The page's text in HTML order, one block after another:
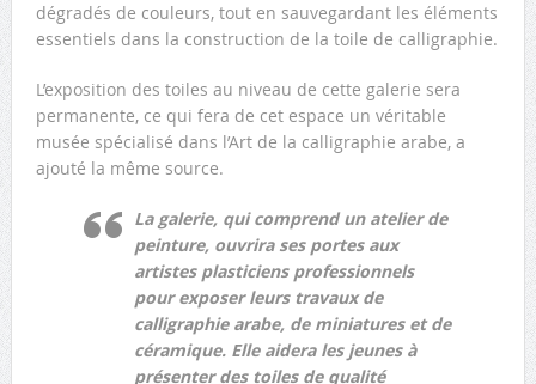
dégradés de couleurs, tout en sauvegardant les éléments
essentiels dans la construction de la toile de calligraphie.
L’exposition des toiles au niveau de cette galerie sera
permanente, ce qui fera de cet espace un véritable
musée spécialisé dans l’Art de la calligraphie arabe, a
ajouté la même source.
La galerie, qui comprend un atelier de
peinture, ouvrira ses portes aux
artistes plasticiens professionnels
pour exposer leurs travaux de
calligraphie arabe, de miniatures et de
céramique. Elle aidera les jeunes à
présenter des toiles de qualité